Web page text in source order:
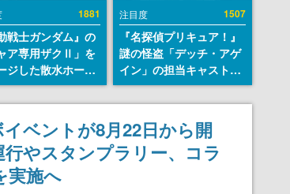
1881
戦士ガンダム』の
ア専用ザクⅡ」を
ジした散水ホース
が予約開始。本体
ャアのパーソナル
やジオン公国軍の
レム、型式番号な
置
注目度 1507
『名探偵プリキュア！』
謎の怪盗「デッチ・アゲ
イン」の担当キャストは
天﨑滉平さんと判明。
『Re:ゼロから始める異
世界生活』オットー役、
『ヒプノシスマイク』山
田三郎役など
ベントが8月22日から開
やスタンプラリー、コラ
実施へ